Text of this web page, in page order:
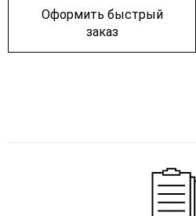
Оформить быстрый
заказ